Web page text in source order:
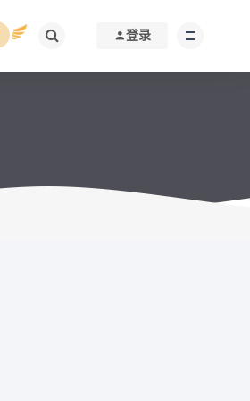
登录